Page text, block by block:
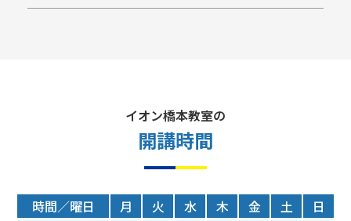
イオン橋本教室の
開講時間
時間／曜日 月 火 水 木 金 土
日